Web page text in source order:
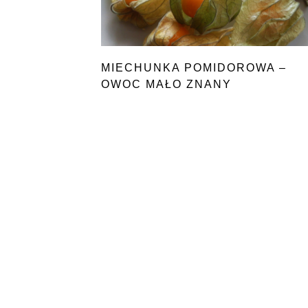
MIECHUNKA POMIDOROWA –
OWOC MAŁO ZNANY